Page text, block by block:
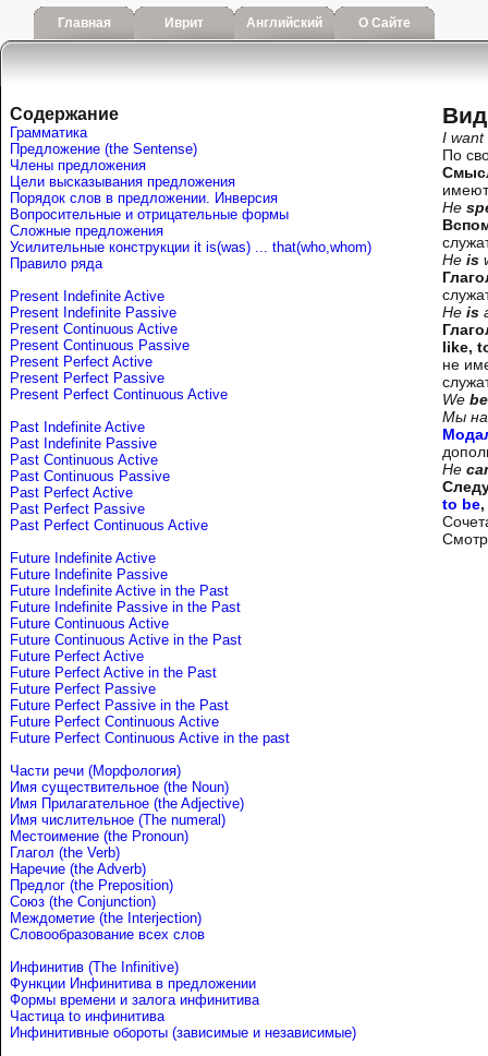
Главная Иврит Английский О Сайте
Содержание
Грамматика
Предложение (the Sentense)
Члены предложения
Цели высказывания предложения
Порядок слов в предложении. Инверсия
Вопросительные и отрицательные формы
Сложные предложения
Усилительные конструкции it is(was) ... that(who,whom)
Правило ряда
Present Indefinite Active
Present Indefinite Passive
Present Continuous Active
Present Continuous Passive
Present Perfect Active
Present Perfect Passive
Present Perfect Continuous Active
Past Indefinite Active
Past Indefinite Passive
Past Continuous Active
Past Continuous Passive
Past Perfect Active
Past Perfect Passive
Past Perfect Continuous Active
Future Indefinite Active
Future Indefinite Passive
Future Indefinite Active in the Past
Future Indefinite Passive in the Past
Future Continuous Active
Future Continuous Active in the Past
Future Perfect Active
Future Perfect Active in the Past
Future Perfect Passive
Future Perfect Passive in the Past
Future Perfect Continuous Active
Future Perfect Continuous Active in the past
Части речи (Морфология)
Имя существительное (the Noun)
Имя Прилагательное (the Adjective)
Имя числительное (The numeral)
Местоимение (the Pronoun)
Глагол (the Verb)
Наречие (the Adverb)
Предлог (the Preposition)
Союз (the Conjunction)
Междометие (the Interjection)
Словообразование всех слов
Инфинитив (The Infinitive)
Функции Инфинитива в предложении
Формы времени и залога инфинитива
Частица to инфинитива
Инфинитивные обороты (зависимые и независимые)
I want
По
He
He is
He is
like,
не
We
Мы
He
to be,